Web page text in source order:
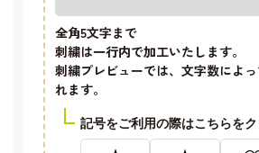
全角5文字まで
刺繍は一行内で加工いたします。
刺繍プレビューでは、文字数によ
れます。
記号をご利用の際はこちらをク